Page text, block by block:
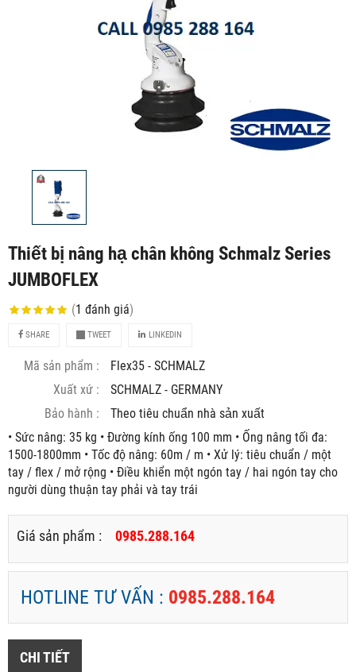
Thiết bị nâng hạ chân không Schmalz Series
JUMBOFLEX
(1 đánh giá)
SHARE TWEET LINKEDIN
Mã sản phẩm :
Flex35 - SCHMALZ
Xuất xứ :
SCHMALZ - GERMANY
Bảo hành :
Theo tiêu chuẩn nhà sản xuất
• Sức nâng: 35 kg • Đường kính ống 100 mm • Ống nâng tối đa:
1500-1800mm • Tốc độ nâng: 60m / m • Xử lý: tiêu chuẩn / một
tay / flex / mở rộng • Điều khiển một ngón tay / hai ngón tay cho
người dùng thuận tay phải và tay trái
Giá sản phẩm : 0985.288.164
HOTLINE TƯ VẤN : 0985.288.164
CHI TIẾT